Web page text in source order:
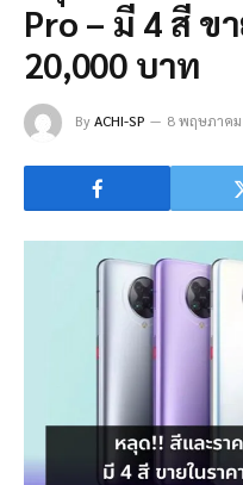
Pro – มี 4 สี ข
20,000 บาท
ByACHI-SP 8 พฤษภาค